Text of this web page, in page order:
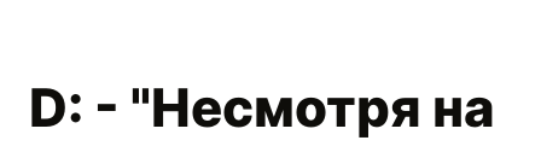
D: - "Несмотря на